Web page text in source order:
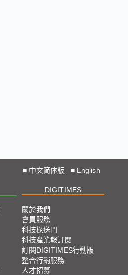
■ 中文简体版 ■ English
DIGITIMES
關於我們
會員服務
科技椽送門
科技產業報訂閱
訂閱DIGITIMES行動版
整合行銷服務
人才招募